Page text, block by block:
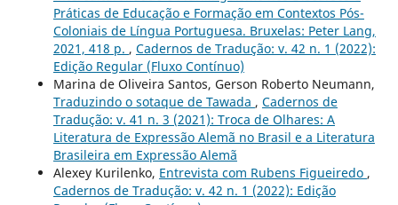
Práticas de Educação e Formação em Contextos Pós-
Coloniais de Língua Portuguesa. Bruxelas: Peter Lang,
2021, 418 p. , Cadernos de Tradução: v. 42 n. 1 (2022):
Edição Regular (Fluxo Contínuo)
Marina de Oliveira Santos, Gerson Roberto Neumann,
Traduzindo o sotaque de Tawada , Cadernos de
Tradução: v. 41 n. 3 (2021): Troca de Olhares: A
Literatura de Expressão Alemã no Brasil e a Literatura
Brasileira em Expressão Alemã
Alexey Kurilenko, Entrevista com Rubens Figueiredo ,
Cadernos de Tradução: v. 42 n. 1 (2022): Edição